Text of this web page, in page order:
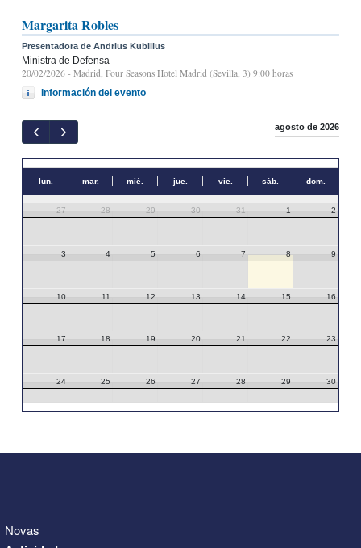
Margarita Robles
Presentadora de Andrius Kubilius
Ministra de Defensa
20/02/2026 - Madrid, Four Seasons Hotel Madrid (Sevilla, 3) 9:00 horas
Información del evento
agosto de 2026
lun. mar. mié. jue. vie. sáb. dom.
27 28 29 30 31 1 2
3 4 5 6 7 8 9
10 11 12 13 14 15 16
17 18 19 20 21 22 23
24 25 26 27 28 29 30
Novas